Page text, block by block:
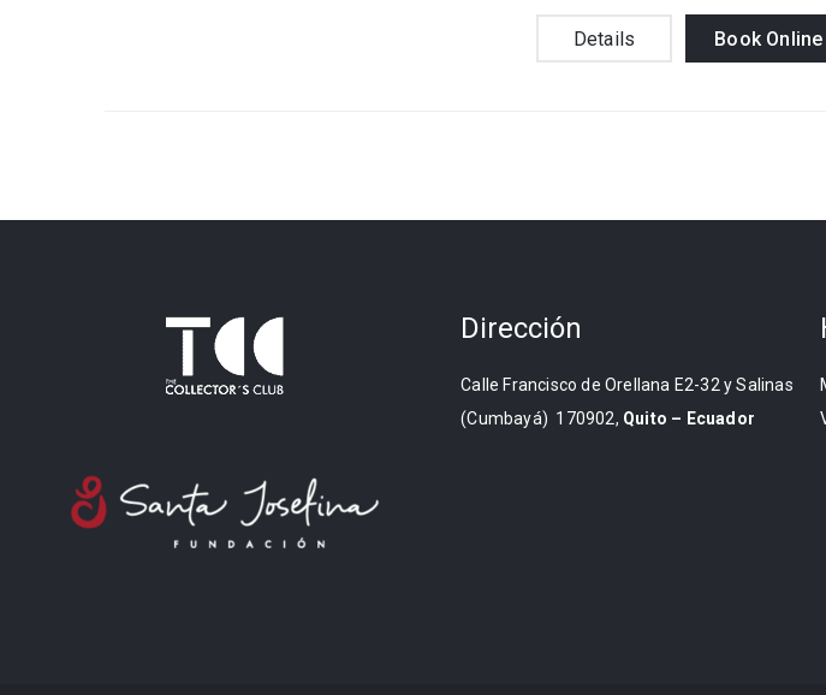
Details Book Online
Dirección
Calle Francisco de Orellana E2-32 y Salinas
(Cumbayá) 170902, Quito – Ecuador